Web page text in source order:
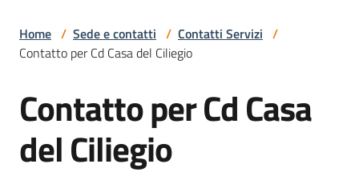
Azienda
Novità
Servizi
Home / Sede e contatti / Contatti Servizi /
Contatto per Cd Casa del Ciliegio
Salta al contenuto
Contatto per Cd Casa
del Ciliegio